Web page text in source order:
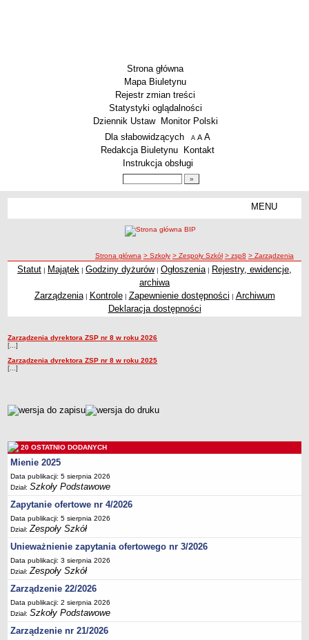
Strona główna
Mapa Biuletynu
Rejestr zmian treści
Statystyki oglądalności
Dziennik Ustaw
Monitor Polski
Menu dodatkowe
Dla słabowidzących A pomniejsz czcionkę
A standardowy rozmiar czcionki
A
Redakcja Biuletynu
Kontakt
Instrukcja obsługi
MENU
Zespoły Szkół
Techniczne Zakłady Naukowe
ARCHIWUM SZKÓŁ I PLACÓWEK
SPECJALNE OŚRODKI SZKOLNO-WYCHOWAWCZE
BURSA MIEJSKA
Dane podstawowe
Statut
Majątek
Godziny dyżurów
Ogłoszenie
Zarządzenia
Kontrole
Rejestry, ewidencje, archiwa
Sprawozdania
Deklaracja dostępności
ścieżka nawigacji
Strona główna > Szkoły > Zespoły Szkół > zsp8 > Zarządzenia
Zarządzenia
Statut | Majątek | Godziny dyżurów| Ogłoszenia | Rejestry, ewidencje,
archiwa
Zarządzenia| Kontrole| Zapewnienie dostępności | Archiwum
Deklaracja dostępności
Zarządzenia
Zarządzenia dyrektora ZSP nr 8 w roku 2026
[...]
Zarządzenia dyrektora ZSP nr 8 w roku 2025
[...]
metryczka
20 OSTATNIO DODANYCH
Mienie 2025
Data publikacji: 5 sierpnia 2026
Dział:Szkoły Podstawowe
Zapytanie ofertowe nr 4/2026
Data publikacji: 5 sierpnia 2026
Dział:Zespoły Szkół
Unieważnienie zapytania ofertowego nr 3/2026
Data publikacji: 3 sierpnia 2026
Dział:Zespoły Szkół
Zarządzenie 22/2026
Data publikacji: 2 sierpnia 2026
Dział:Szkoły Podstawowe
Zarządzenie nr 21/2026